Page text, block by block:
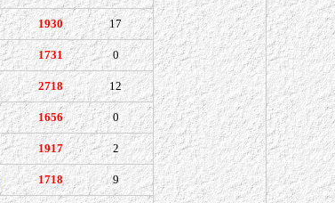
1930 17
1731 0
2718 12
1656 0
1917 2
1718 9